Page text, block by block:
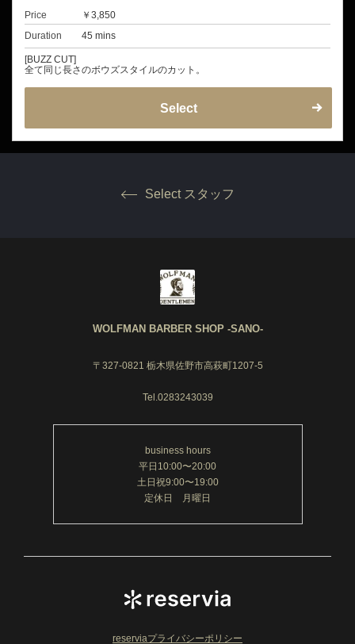
Price
￥3,850
Duration
45 mins
[BUZZ CUT]
全て同じ長さのボウズスタイルのカット。
Select
Select スタッフ
WOLFMAN BARBER SHOP -SANO-
〒327-0821 栃木県佐野市高萩町1207-5
Tel.0283243039
business hours
平日10:00〜20:00
土日祝9:00〜19:00
定休日 月曜日
reserviaプライバシーポリシー